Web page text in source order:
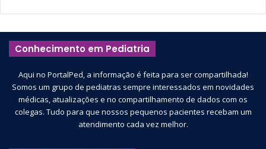
Conhecimento em Pediatria
Aqui no PortalPed, a informação é feita para ser compartilhada!
Somos um grupo de pediatras sempre interessados em novidades
médicas, atualizações e no compartilhamento de dados com os
colegas. Tudo para que nossos pequenos pacientes recebam um
atendimento cada vez melhor.